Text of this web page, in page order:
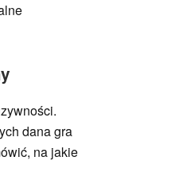
dana gra
na jakie